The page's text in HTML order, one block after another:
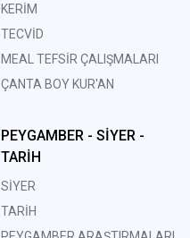
KERİM
TECVİD
MEAL TEFSİR ÇALIŞMALARI
ÇANTA BOY KUR'AN
PEYGAMBER - SİYER -
TARİH
SİYER
TARİH